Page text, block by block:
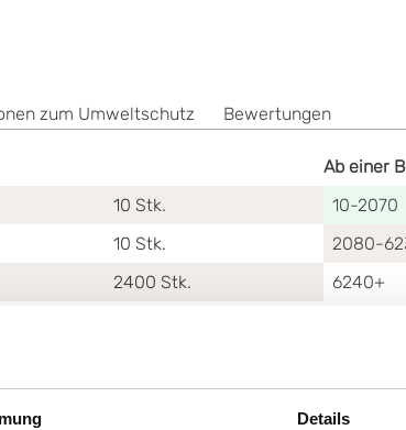
Details
zum Umweltschutz Bewertungen
10 Stk.
10 Stk.
2400 Stk.
Ab einer
10-2070
2080-
6240+